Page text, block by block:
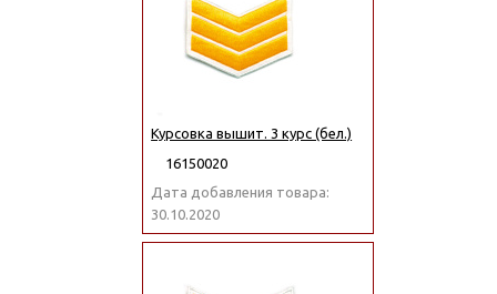
Курсовка вышит. 3 курс (бел.)
16150020
Дата добавления товара:
30.10.2020